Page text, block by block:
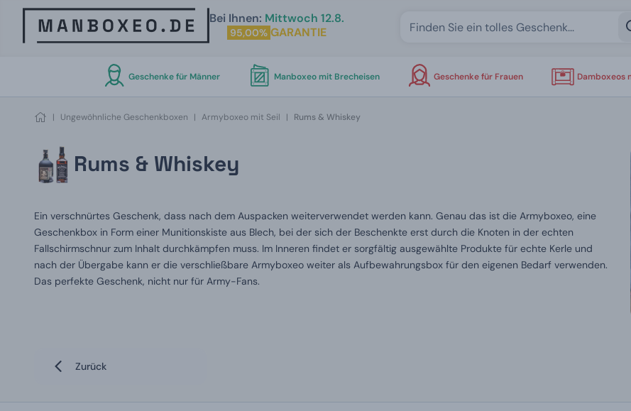
Bei Ihnen: Mittwoch 12.8.
95,00% GARANTIE
Geschenke für Männer Manboxeo mit Brecheisen Geschenke für Frauen Damboxeos
| Ungewöhnliche Geschenkboxen | Armyboxeo mit Seil | Rums & Whiskey
Rums & Whiskey
Ein verschnürtes Geschenk, dass nach dem Auspacken weiterverwendet werden kann. Genau das ist die Armyboxeo, eine
Geschenkbox in Form einer Munitionskiste aus Blech, bei der sich der Beschenkte erst durch die Knoten in der echten
Fallschirmschnur zum Inhalt durchkämpfen muss. Im Inneren findet er sorgfältig ausgewählte Produkte für echte Kerle und
nach der Übergabe kann er die verschließbare Armyboxeo weiter als Aufbewahrungsbox für den eigenen Bedarf verwenden.
Das perfekte Geschenk, nicht nur für Army-Fans.
Zurück